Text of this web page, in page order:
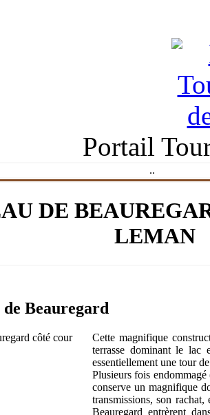
Portail
..
DE
LEMAN
de Beauregard
Cette magnifique
terrasse dominant le lac
essentiellement une tour
Plusieurs fois
conserve un magnifique
transmissions, son
Beauregard entrèrent